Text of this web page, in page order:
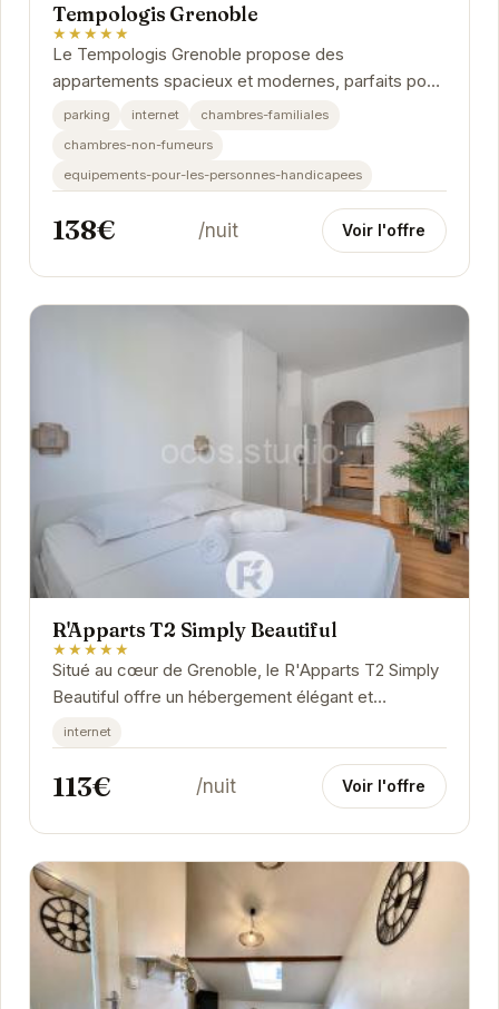
Tempologis Grenoble
★★★★★
Le Tempologis Grenoble propose des
appartements spacieux et modernes, parfaits pour
un séjour confortable. Chaque appartement est
parking internet
chambres-familiales
chambres-non-fumeurs
equipements-pour-les-personnes-handicapees
138€ /nuit Voir l'offre
R'Apparts T2 Simply Beautiful
★★★★★
Situé au cœur de Grenoble, le R'Apparts T2 Simply
Beautiful offre un hébergement élégant et
confortable. Idéal pour les voyageurs d'affaires
et...
internet
113€ /nuit Voir l'offre